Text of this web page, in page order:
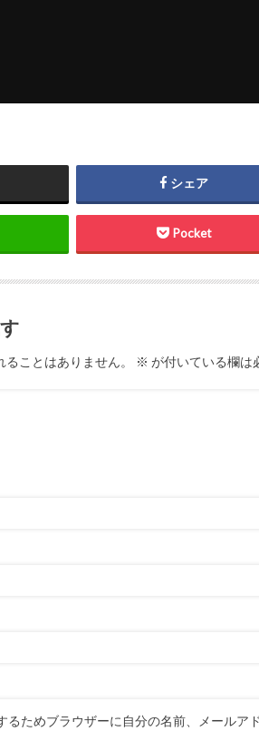
シェア
Pocket
ことはありません。 ※ が付いている欄は
るためブラウザーに自分の名前、メールア